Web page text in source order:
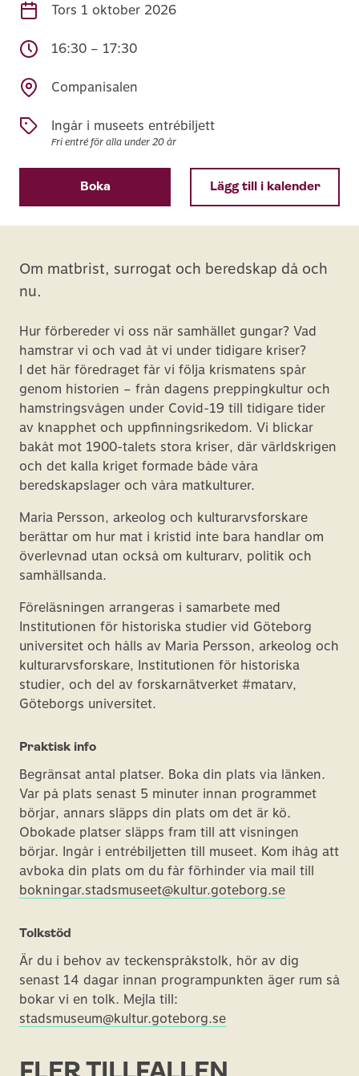
Tors 1 oktober 2026
16:30 – 17:30
Companisalen
Ingår i museets entrébiljett
Fri entré för alla under 20 år
Boka Lägg till i kalender
Om matbrist, surrogat och beredskap då och
nu.
Hur förbereder vi oss när samhället gungar? Vad
hamstrar vi och vad åt vi under tidigare kriser?
I det här föredraget får vi följa krismatens spår
genom historien – från dagens preppingkultur och
hamstringsvågen under Covid-19 till tidigare tider
av knapphet och uppfinningsrikedom. Vi blickar
bakåt mot 1900-talets stora kriser, där världskrigen
och det kalla kriget formade både våra
beredskapslager och våra matkulturer.
Maria Persson, arkeolog och kulturarvsforskare
berättar om hur mat i kristid inte bara handlar om
överlevnad utan också om kulturarv, politik och
samhällsanda.
Föreläsningen arrangeras i samarbete med
Institutionen för historiska studier vid Göteborg
universitet och hålls av Maria Persson, arkeolog och
kulturarvsforskare, Institutionen för historiska
studier, och del av forskarnätverket #matarv,
Göteborgs universitet.
Praktisk info
Begränsat antal platser. Boka din plats via länken.
Var på plats senast 5 minuter innan programmet
börjar, annars släpps din plats om det är kö.
Obokade platser släpps fram till att visningen
börjar. Ingår i entrébiljetten till museet. Kom ihåg att
avboka din plats om du får förhinder via mail till
bokningar.stadsmuseet@kultur.goteborg.se
Tolkstöd
Är du i behov av teckenspråkstolk, hör av dig
senast 14 dagar innan programpunkten äger rum så
bokar vi en tolk. Mejla till:
stadsmuseum@kultur.goteborg.se